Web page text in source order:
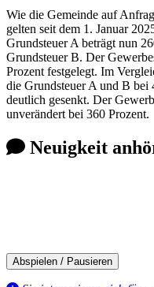
Wie die Gemeinde auf
gelten seit dem 1. Januar
Grundsteuer A beträgt nun
Grundsteuer B. Der
Prozent festgelegt. Im
die Grundsteuer A und B bei
deutlich gesenkt. Der
unverändert bei 360 Prozent.
Neuigkeit
Abspielen / Pausieren